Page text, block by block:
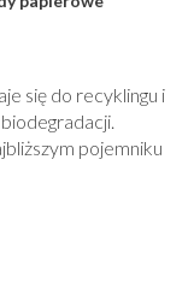
się do recyklingu i
pojemniku